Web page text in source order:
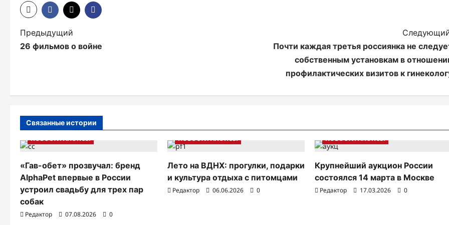
Н
а
а
ц
и
я
п
о
Предыдущий
26 фильмов о войне
Почти каждая третья россиянка не
собственным установкам в
профилактических визитов к
Связанные истории
НОВОСТИ АНОНСЫ
«Гав-обет» прозвучал: бренд
AlphaPet впервые в России
устроил свадьбу для трех пар
собак
Редактор 07.08.2026 0
НОВОСТИ АНОНСЫ
Лето на ВДНХ: прогулки, подарки
и культура отдыха с питомцами
Редактор 06.06.2026 0
НОВОСТИ АНОНСЫ
Крупнейший аукцион России
состоялся 14 марта в Москве
Редактор 17.03.2026 0